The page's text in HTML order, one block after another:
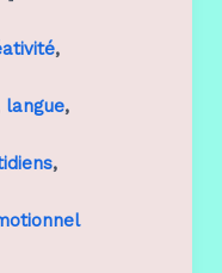
,
langue,
,